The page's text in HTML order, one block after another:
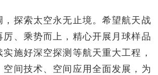
探索太空永无止境。希望航天战
、乘势而上，精心开展月球样品
施好深空探测等航天重大工程，
间技术、空间应用全面发展，为